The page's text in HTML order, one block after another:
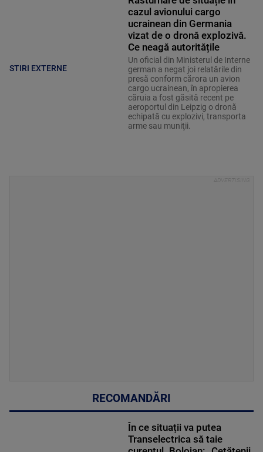
STIRI EXTERNE
cazul avionului cargo
ucrainean din Germania
vizat de o dronă explozivă.
Ce neagă autoritățile
Un oficial din Ministerul de Interne
german a negat joi relatările din
presă conform cărora un avion
cargo ucrainean, în apropierea
căruia a fost găsită recent pe
aeroportul din Leipzig o dronă
echipată cu explozivi, transporta
arme sau muniţii.
RECOMANDĂRI
În ce situații va putea
Transelectrica să taie